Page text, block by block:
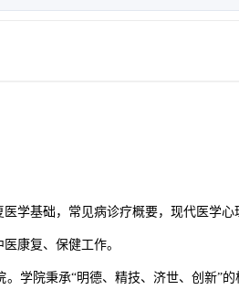
学基础，常见病诊疗概要，现代医学心
康复、保健工作。
学院秉承“明德、精技、济世、创新”的